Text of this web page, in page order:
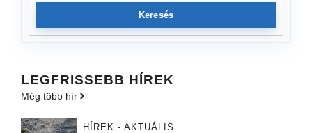
Keresés
LEGFRISSEBB HÍREK
Még több hír
HÍREK - AKTUÁLIS